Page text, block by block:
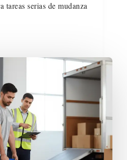
tareas serias de mudanza